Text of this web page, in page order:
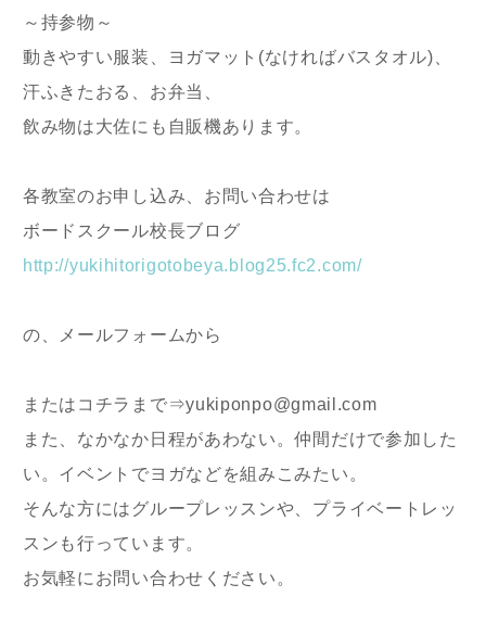
～持参物～
動きやすい服装、ヨガマット(なければバスタオル)、
汗ふきたおる、お弁当、
飲み物は大佐にも自販機あります。
各教室のお申し込み、お問い合わせは
ボードスクール校長ブログ
http://yukihitorigotobeya.blog25.fc2.com/
の、メールフォームから
またはコチラまで⇒yukiponpo@gmail.com
また、なかなか日程があわない。仲間だけで参加した
い。イベントでヨガなどを組みこみたい。
そんな方にはグループレッスンや、プライベートレッ
スンも行っています。
お気軽にお問い合わせください。